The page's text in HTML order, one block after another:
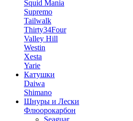
Squid Mania
Supremo
Tailwalk
Thirty34Four
Valley Hill
Westin
Xesta
Yarie
Катушки
Daiwa
Shimano
Шнуры и Лески
Флюорокарбон
Seaguar